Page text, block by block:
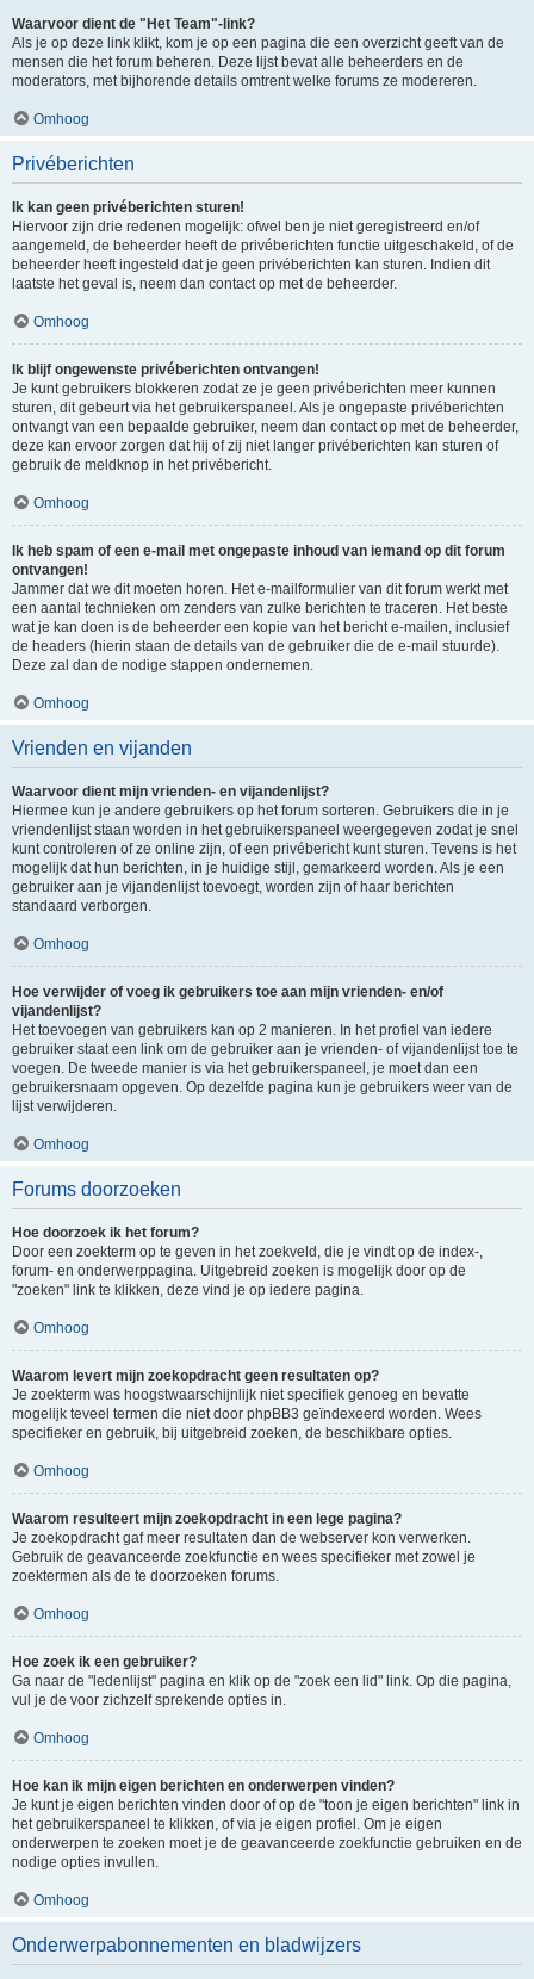
Waarvoor dient de "Het Team"-link?
Als je op deze link klikt, kom je op een pagina die een overzicht geeft van de
mensen die het forum beheren. Deze lijst bevat alle beheerders en de
moderators, met bijhorende details omtrent welke forums ze modereren.
Omhoog
Privéberichten
Ik kan geen privéberichten sturen!
Hiervoor zijn drie redenen mogelijk: ofwel ben je niet geregistreerd en/of
aangemeld, de beheerder heeft de privéberichten functie uitgeschakeld, of de
beheerder heeft ingesteld dat je geen privéberichten kan sturen. Indien dit
laatste het geval is, neem dan contact op met de beheerder.
Omhoog
Ik blijf ongewenste privéberichten ontvangen!
Je kunt gebruikers blokkeren zodat ze je geen privéberichten meer kunnen
sturen, dit gebeurt via het gebruikerspaneel. Als je ongepaste privéberichten
ontvangt van een bepaalde gebruiker, neem dan contact op met de beheerder,
deze kan ervoor zorgen dat hij of zij niet langer privéberichten kan sturen of
gebruik de meldknop in het privébericht.
Omhoog
Ik heb spam of een e-mail met ongepaste inhoud van iemand op dit forum
ontvangen!
Jammer dat we dit moeten horen. Het e-mailformulier van dit forum werkt met
een aantal technieken om zenders van zulke berichten te traceren. Het beste
wat je kan doen is de beheerder een kopie van het bericht e-mailen, inclusief
de headers (hierin staan de details van de gebruiker die de e-mail stuurde).
Deze zal dan de nodige stappen ondernemen.
Omhoog
Vrienden en vijanden
Waarvoor dient mijn vrienden- en vijandenlijst?
Hiermee kun je andere gebruikers op het forum sorteren. Gebruikers die in je
vriendenlijst staan worden in het gebruikerspaneel weergegeven zodat je snel
kunt controleren of ze online zijn, of een privébericht kunt sturen. Tevens is het
mogelijk dat hun berichten, in je huidige stijl, gemarkeerd worden. Als je een
gebruiker aan je vijandenlijst toevoegt, worden zijn of haar berichten
standaard verborgen.
Omhoog
Hoe verwijder of voeg ik gebruikers toe aan mijn vrienden- en/of
vijandenlijst?
Het toevoegen van gebruikers kan op 2 manieren. In het profiel van iedere
gebruiker staat een link om de gebruiker aan je vrienden- of vijandenlijst toe te
voegen. De tweede manier is via het gebruikerspaneel, je moet dan een
gebruikersnaam opgeven. Op dezelfde pagina kun je gebruikers weer van de
lijst verwijderen.
Omhoog
Forums doorzoeken
Hoe doorzoek ik het forum?
Door een zoekterm op te geven in het zoekveld, die je vindt op de index-,
forum- en onderwerppagina. Uitgebreid zoeken is mogelijk door op de
"zoeken" link te klikken, deze vind je op iedere pagina.
Omhoog
Waarom levert mijn zoekopdracht geen resultaten op?
Je zoekterm was hoogstwaarschijnlijk niet specifiek genoeg en bevatte
mogelijk teveel termen die niet door phpBB3 geïndexeerd worden. Wees
specifieker en gebruik, bij uitgebreid zoeken, de beschikbare opties.
Omhoog
Waarom resulteert mijn zoekopdracht in een lege pagina?
Je zoekopdracht gaf meer resultaten dan de webserver kon verwerken.
Gebruik de geavanceerde zoekfunctie en wees specifieker met zowel je
zoektermen als de te doorzoeken forums.
Omhoog
Hoe zoek ik een gebruiker?
Ga naar de "ledenlijst" pagina en klik op de "zoek een lid" link. Op die pagina,
vul je de voor zichzelf sprekende opties in.
Omhoog
Hoe kan ik mijn eigen berichten en onderwerpen vinden?
Je kunt je eigen berichten vinden door of op de "toon je eigen berichten" link in
het gebruikerspaneel te klikken, of via je eigen profiel. Om je eigen
onderwerpen te zoeken moet je de geavanceerde zoekfunctie gebruiken en de
nodige opties invullen.
Omhoog
Onderwerpabonnementen en bladwijzers